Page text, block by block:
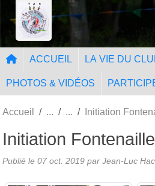
Tir à
ACCUEIL LA VIE DU
PHOTOS & VIDÉOS
Accueil Initiation
Initiation
Publié le 07 oct. 2019 par Jean-Luc
Panneau de gestion des cookies